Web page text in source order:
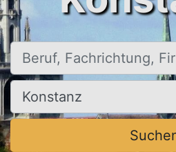
Beruf, Fachrichtung, Firma
Ort, Stadt